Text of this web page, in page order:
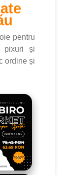
pentru
pixuri și
ordine și